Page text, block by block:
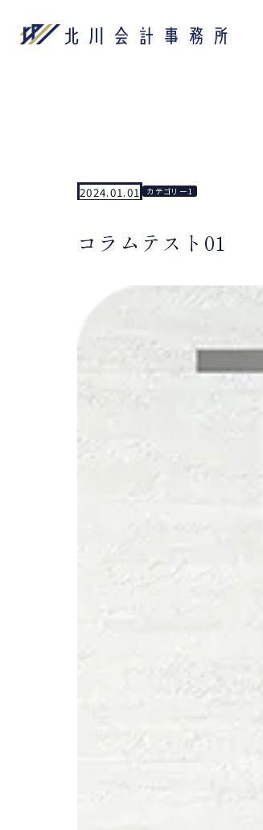
2024.01.01 カテゴリー1
コラムテスト01